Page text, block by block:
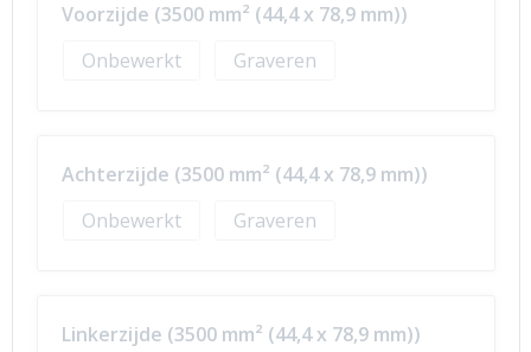
Voorzijde (3500 mm² (44,4 x 78,9 mm))
Onbewerkt
Graveren
Achterzijde (3500 mm² (44,4 x 78,9 mm))
Onbewerkt
Graveren
Linkerzijde (3500 mm² (44,4 x 78,9 mm))